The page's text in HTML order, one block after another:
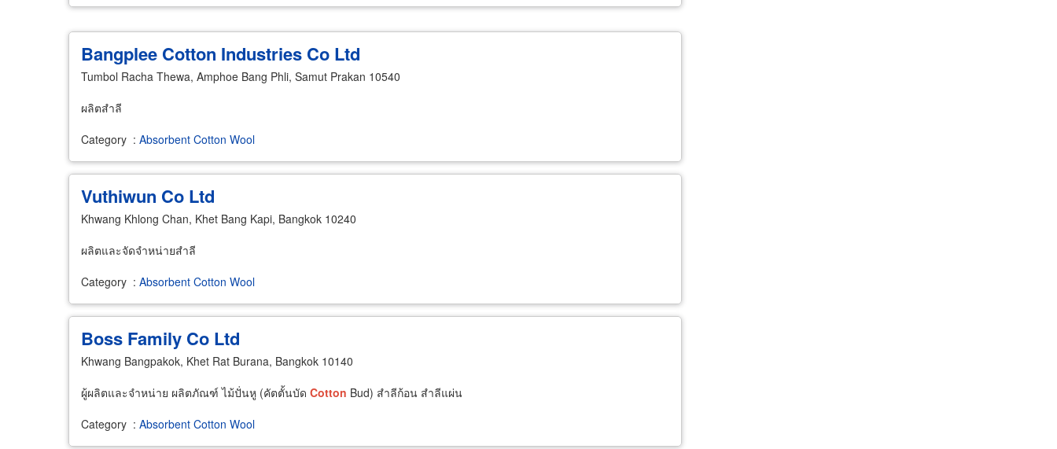
Bangplee Cotton Industries Co Ltd
Tumbol Racha Thewa, Amphoe Bang Phli, Samut Prakan 10540
ผลิตสำลี
Category : Absorbent Cotton Wool
Vuthiwun Co Ltd
Khwang Khlong Chan, Khet Bang Kapi, Bangkok 10240
ผลิตและจัดจำหน่ายสำลี
Category : Absorbent Cotton Wool
Boss Family Co Ltd
Khwang Bangpakok, Khet Rat Burana, Bangkok 10140
ผู้ผลิตและจำหน่าย ผลิตภัณฑ์ ไม้ปั่นหู (คัตตั้นบัด Cotton Bud) สำลีก้อน สำลีแผ่น
Category : Absorbent Cotton Wool